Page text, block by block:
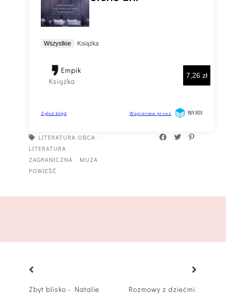
LITERATURA OBCA ·
LITERATURA
ZAGRANICZNA · MUZA ·
POWIEŚĆ
Zbyt blisko - Natalie
Rozmowy z dziećmi.